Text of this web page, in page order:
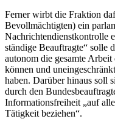
Ferner wirbt die Fraktion
Bevollmächtigten) ein
Nachrichtendienstkontrolle
ständige Beauftragte“ solle
autonom die gesamte
können und
haben. Darüber hinaus soll
durch den
Informationsfreiheit „auf
Tätigkeit beziehen“.